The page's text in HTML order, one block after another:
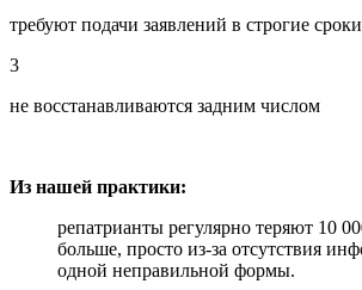
требуют подачи заявлений в строгие сроки
3
не восстанавливаются задним числом
Из нашей практики:
репатрианты регулярно теряют 10
больше, просто из-за отсутствия
одной неправильной формы.